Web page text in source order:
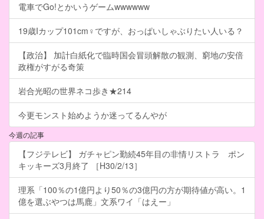
電車でGo!とかいうゲームwwwwww
19歳Iカップ101cm♀ですが、おっぱいしゃぶりたい人いる？
【政治】 加計白紙化で臨時国会冒頭解散の観測、窮地の安倍
政権がすがる奇策
岩合光昭の世界ネコ歩き★214
今更モンスト始めようか迷ってるんやが
今週の記事
【フジテレビ】 ガチャピン勤続45年目の非情リストラ ポン
キッキーズ3月終了 ［H30/2/13］
理系「100％の1億円より50％の3億円の方が期待値が高い。1
億を選ぶやつは馬鹿」文系ワイ「はえー」